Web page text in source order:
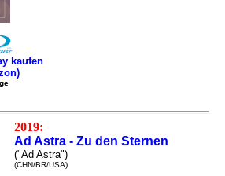
kaufen
2019:
Ad Astra - Zu den Sternen
("Ad Astra")
(CHN/BR/USA)